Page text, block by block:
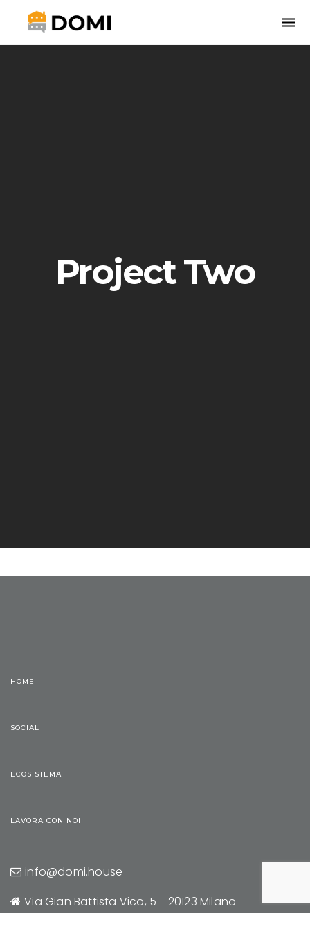
Project Two
HOME
SOCIAL
ECOSISTEMA
LAVORA CON NOI
info@domi.house
Via Gian Battista Vico, 5 - 20123 Milano